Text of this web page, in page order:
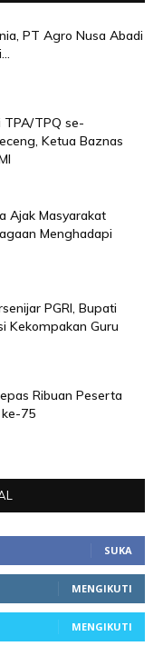
PT Agro Nusa Abadi
TPA/TPQ se-
Ketua Baznas
Ajak Masyarakat
Menghadapi
PGRI, Bupati
Kekompakan Guru
Ribuan Peserta
ke-75
SUKA
MENGIKUTI
MENGIKUTI